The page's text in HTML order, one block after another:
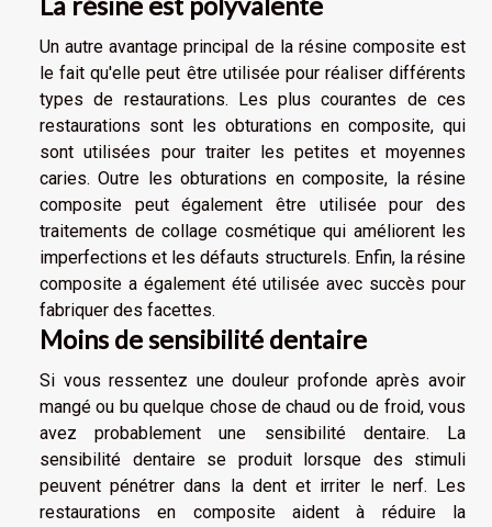
Un autre avantage principal de la résine composite est
le fait qu'elle peut être utilisée pour réaliser différents
types de restaurations. Les plus courantes de ces
restaurations sont les obturations en composite, qui
sont utilisées pour traiter les petites et moyennes
caries. Outre les obturations en composite, la résine
composite peut également être utilisée pour des
traitements de collage cosmétique qui améliorent les
imperfections et les défauts structurels. Enfin, la résine
composite a également été utilisée avec succès pour
fabriquer des facettes.
Moins de sensibilité dentaire
Si vous ressentez une douleur profonde après avoir
mangé ou bu quelque chose de chaud ou de froid, vous
avez probablement une sensibilité dentaire. La
sensibilité dentaire se produit lorsque des stimuli
peuvent pénétrer dans la dent et irriter le nerf. Les
restaurations en composite aident à réduire la